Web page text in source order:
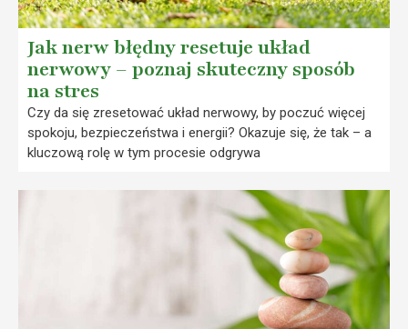
Jak nerw błędny resetuje układ
nerwowy – poznaj skuteczny sposób
na stres
Czy da się zresetować układ nerwowy, by poczuć więcej
spokoju, bezpieczeństwa i energii? Okazuje się, że tak – a
kluczową rolę w tym procesie odgrywa